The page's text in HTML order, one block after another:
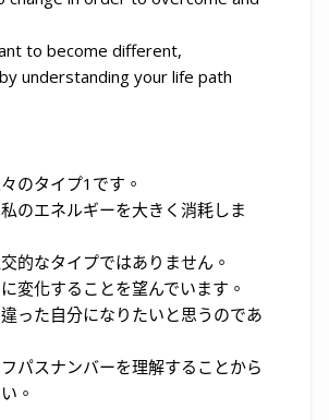
to become different,
understanding your life path
のタイプ1です。
のエネルギーを大きく消耗しま
的なタイプではありません。
変化することを望んでいます。
った自分になりたいと思うのであ
パスナンバーを理解することから
。